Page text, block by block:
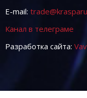
E-mail:
Канал в телеграме
Разработка сайта: